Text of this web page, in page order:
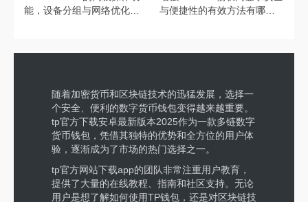
能，设备分组与网络优化超
与便捷性的有效方法有哪
随着加密货币和区块链技术的迅猛发展，选择一
个安全、便利的数字货币钱包变得越来越重要。
tp官方下载安卓最新版本2025作为一款多链数字
货币钱包，凭借其独特的优势和全方位的用户体
验，逐渐成为了市场的热门选择之一。
tp官方网站下载app的团队非常注重用户教育，
提供了大量的在线教程、指南和社区支持。无论
用户是想了解如何使用TP钱包，还是对区块链技